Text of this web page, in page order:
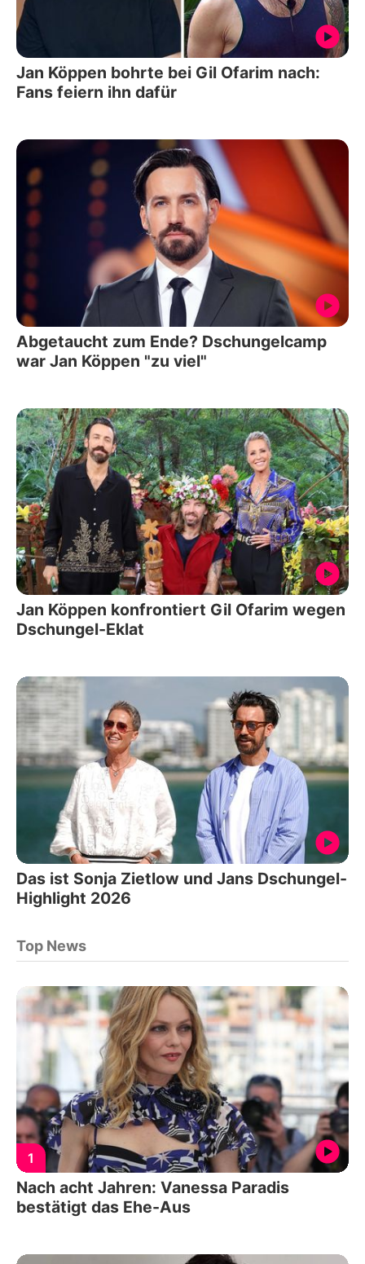
Jan Köppen bohrte bei Gil Ofarim nach:
Fans feiern ihn dafür
Abgetaucht zum Ende? Dschungelcamp
war Jan Köppen "zu viel"
Jan Köppen konfrontiert Gil Ofarim wegen
Dschungel-Eklat
Das ist Sonja Zietlow und Jans Dschungel-
Highlight 2026
Top News
1
Nach acht Jahren: Vanessa Paradis
bestätigt das Ehe-Aus